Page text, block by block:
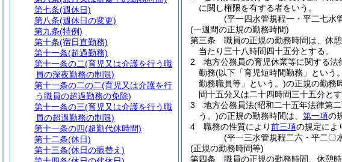
に関し権限を有する者をいう。
(平一四水管規程一・平二七水
(一週間の正規の勤務時間)
第三条
職員の正規の勤務時間は、休
当たり三十八時間四十五分とする。
2
地方公務員の育児休業等に関する法
勤務(以下「育児短時間勤務」という
勤務職員等」という。)の正規の勤務
間十五分又は二十四時間三十五分とす
3
地方公務員法(昭和二十五年法律第
う。)の正規の勤務時間は、 第一項の
4
職務の性質により前三項の規定によ
(平一三水管規程二六・平二〇
(正規の勤務時間等)
第四条
職員の正規の勤務時間、休憩
第七条(週休日)
第八条(週休日の変更)
第九条(特例)
第十条(宿日直勤務)
第十一条(超過勤務)
第十一条の二(育児又は介護を行う職
員の深夜勤務の制限)
第十一条の二の二(育児又は介護を行
う職員の超過勤務の免除)
第十一条の三(育児又は介護を行う職
員の超過勤務の制限)
第十一条の四(超勤代休時間)
第十二条(休日)
第十三条(休日の振替え)